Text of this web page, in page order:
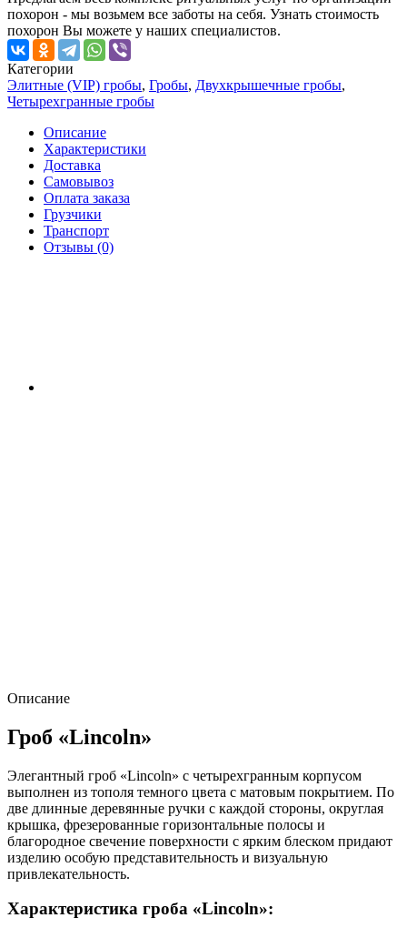
похорон - мы возьмем все заботы на себя. Узнать стоимость
похорон Вы можете у наших специалистов.
Категории
Элитные (VIP) гробы, Гробы, Двухкрышечные гробы,
Четырехгранные гробы
Описание
Характеристики
Доставка
Самовывоз
Оплата заказа
Грузчики
Транспорт
Отзывы (0)
Описание
Гроб «Lincoln»
Элегантный гроб «Lincoln» с четырехгранным корпусом
выполнен из тополя темного цвета с матовым покрытием. По
две длинные деревянные ручки с каждой стороны, округлая
крышка, фрезерованные горизонтальные полосы и
благородное свечение поверхности с ярким блеском придают
изделию особую представительность и визуальную
привлекательность.
Характеристика гроба «Lincoln»: